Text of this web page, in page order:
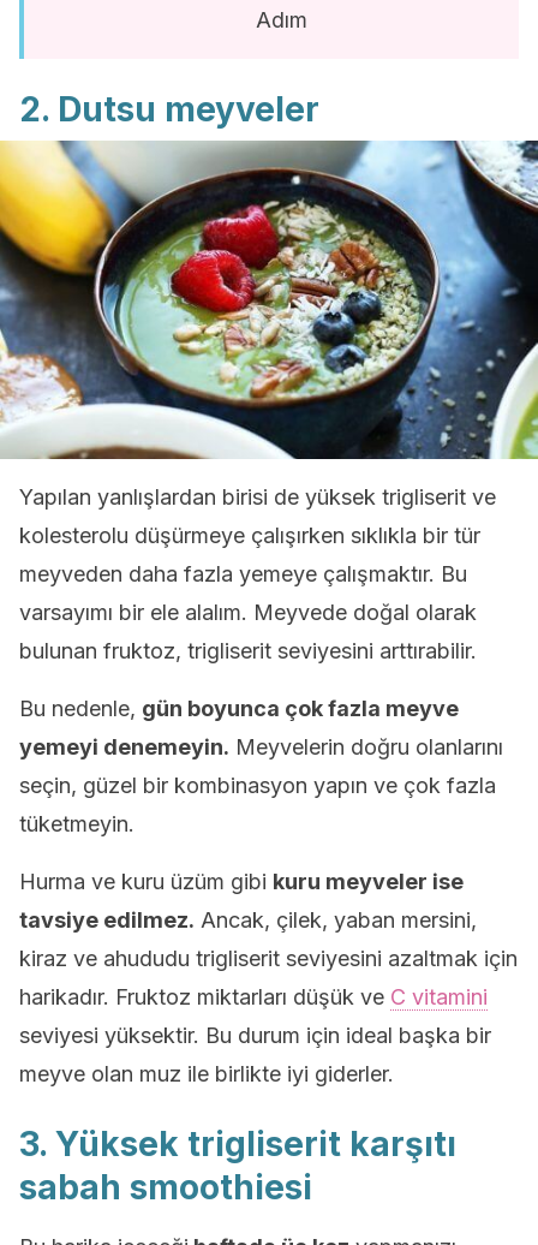
Adım
2. Dutsu meyveler
Yapılan yanlışlardan birisi de yüksek trigliserit ve
kolesterolu düşürmeye çalışırken sıklıkla bir tür
meyveden daha fazla yemeye çalışmaktır. Bu
varsayımı bir ele alalım. Meyvede doğal olarak
bulunan fruktoz, trigliserit seviyesini arttırabilir.
Bu nedenle, gün boyunca çok fazla meyve
yemeyi denemeyin. Meyvelerin doğru olanlarını
seçin, güzel bir kombinasyon yapın ve çok fazla
tüketmeyin.
Hurma ve kuru üzüm gibi kuru meyveler ise
tavsiye edilmez. Ancak, çilek, yaban mersini,
kiraz ve ahududu trigliserit seviyesini azaltmak için
harikadır. Fruktoz miktarları düşük ve C vitamini
seviyesi yüksektir. Bu durum için ideal başka bir
meyve olan muz ile birlikte iyi giderler.
3. Yüksek trigliserit karşıtı
sabah smoothiesi